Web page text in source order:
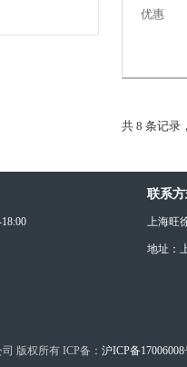
优惠
共 8 条记录
联系
上海旺
地址：
版权所有 ICP备： 沪ICP备17006008